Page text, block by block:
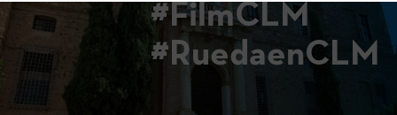
#FilmCLM
#RuedaenCLM